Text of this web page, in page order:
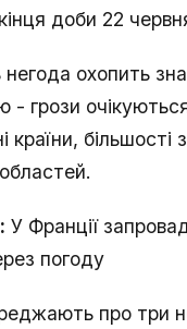
доби 22
охопить
- грози
країни, більшості
У Франції
погоду
про три